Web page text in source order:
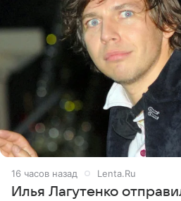
16 часов назад Lenta.Ru
Илья Лагутенко